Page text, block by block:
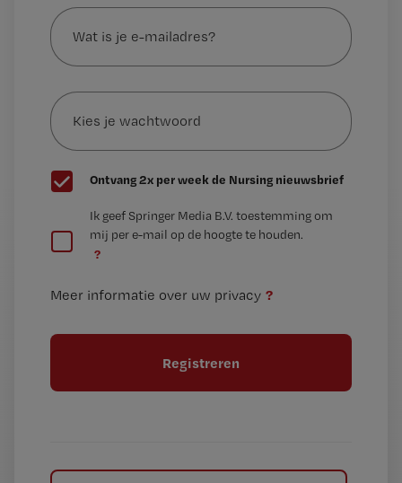
Wat
is
je
mailadres?
Kies
je
wachtwoord
G
e
t
Ontvang 2x per week de Nursing nieuwsbrief
e
t
l
Ik geef Springer Media B.V. toestemming om
mij per e-mail op de hoogte te houden.
?
Meer informatie over uw privacy ?